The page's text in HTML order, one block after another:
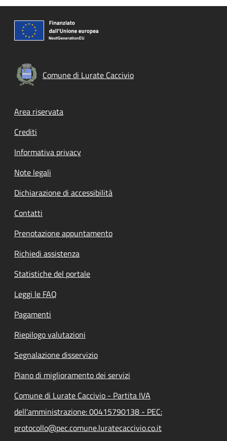
Comune di Lurate Caccivio
Footer menu
Area riservata
Crediti
Informativa privacy
Note legali
Dichiarazione di accessibilità
Contatti
Prenotazione appuntamento
Richiedi assistenza
Statistiche del portale
Leggi le FAQ
Pagamenti
Riepilogo valutazioni
Segnalazione disservizio
Piano di miglioramento dei servizi
Comune di Lurate Caccivio - Partita IVA
dell'amministrazione: 00415790138 - PEC:
protocollo@pec.comune.luratecaccivio.co.it